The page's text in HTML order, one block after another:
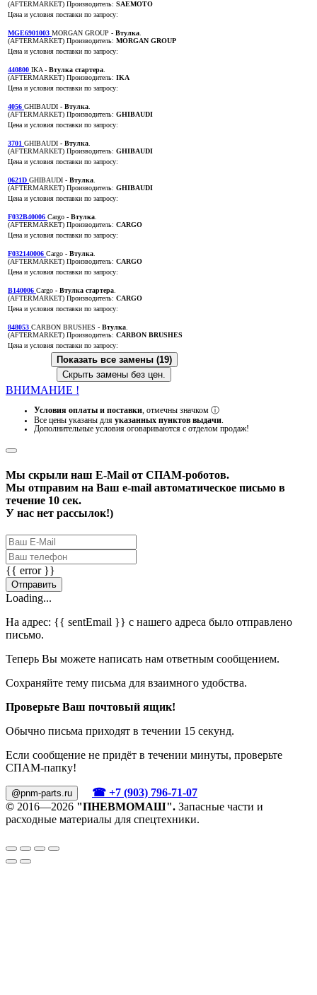
(AFTERMARKET) Производитель: SAEMOTO
Цена и условия поставки по запросу:
MGE6901003 MORGAN GROUP - Втулка.
(AFTERMARKET) Производитель: MORGAN GROUP
Цена и условия поставки по запросу:
440800 IKA- Втулка стартера.
(AFTERMARKET) Производитель: IKA
Цена и условия поставки по запросу:
4056 GHIBAUDI - Втулка.
(AFTERMARKET) Производитель: GHIBAUDI
Цена и условия поставки по запросу:
3701 GHIBAUDI - Втулка.
(AFTERMARKET) Производитель: GHIBAUDI
Цена и условия поставки по запросу:
0621D GHIBAUDI - Втулка.
(AFTERMARKET) Производитель: GHIBAUDI
Цена и условия поставки по запросу:
F032B40006 Cargo - Втулка.
(AFTERMARKET) Производитель: CARGO
Цена и условия поставки по запросу:
F032140006 Cargo - Втулка.
(AFTERMARKET) Производитель: CARGO
Цена и условия поставки по запросу:
B140006 Cargo - Втулка стартера.
(AFTERMARKET) Производитель: CARGO
Цена и условия поставки по запросу:
848053 CARBON BRUSHES - Втулка.
(AFTERMARKET) Производитель: CARBON BRUSHES
Цена и условия поставки по запросу:
Показать все замены (19)
Скрыть замены без цен.
ВНИМАНИЕ !
Условия оплаты и поставки , отмечны значком ⓘ
Все цены указаны для указанных пунктов выдачи
Дополнительные условия оговариваются с отделом продаж!
Мы скрыли наш E-Mail от СПАМ-роботов.
Мы отправим на Ваш e-mail автоматическое письмо в
течение 10 сек.
У нас нет рассылок!)
{{ error }}
Отправить
Loading...
На адрес: {{ sentEmail }} с нашего адреса было отправлено
письмо.
Теперь Вы можете написать нам ответным сообщением.
Сохраняйте тему письма для взаимного удобства.
Проверьте Ваш почтовый ящик!
Обычно письма приходят в течении 15 секунд.
Если сообщение не придёт в течении минуты, проверьте
СПАМ-папку!
@pnm-parts.ru
☎ +7 (903) 796-71-07
© 2016—2026 "ПНЕВМОМАШ". Запасные части и
расходные материалы для спецтехники.